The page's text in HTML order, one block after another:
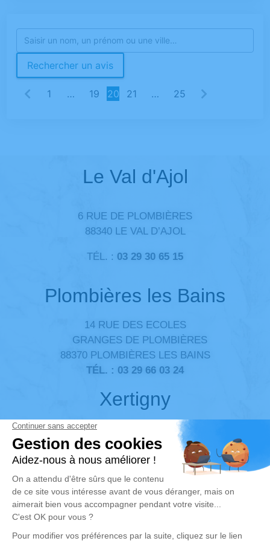
Rechercher un avis
1 … 19 20 21 … 25
Le Val d'Ajol
6 RUE DE PLOMBIÈRES
88340 LE VAL D’AJOL
TÉL. : 03 29 30 65 15
Plombières les Bains
14 RUE DES ECOLES
GRANGES DE PLOMBIÈRES
88370 PLOMBIÈRES LES BAINS
TÉL. : 03 29 66 03 24
Xertigny
12 RUE CDT SAINT-SERNIN
88220 XERTIGNY
TÉL. :03 29 36 09 72